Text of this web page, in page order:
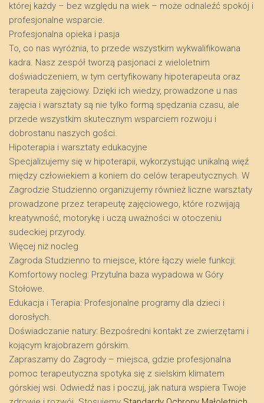
której każdy – bez względu na wiek – może odnaleźć spokój i
profesjonalne wsparcie.
​Profesjonalna opieka i pasja
​To, co nas wyróżnia, to przede wszystkim wykwalifikowana
kadra. Nasz zespół tworzą pasjonaci z wieloletnim
doświadczeniem, w tym certyfikowany hipoterapeuta oraz
terapeuta zajęciowy. Dzięki ich wiedzy, prowadzone u nas
zajęcia i warsztaty są nie tylko formą spędzania czasu, ale
przede wszystkim skutecznym wsparciem rozwoju i
dobrostanu naszych gości.
​Hipoterapia i warsztaty edukacyjne
​Specjalizujemy się w hipoterapii, wykorzystując unikalną więź
między człowiekiem a koniem do celów terapeutycznych. W
Zagrodzie Studzienno organizujemy również liczne warsztaty
prowadzone przez terapeutę zajęciowego, które rozwijają
kreatywność, motorykę i uczą uważności w otoczeniu
sudeckiej przyrody.
​Więcej niż nocleg
​Zagroda Studzienno to miejsce, które łączy wiele funkcji:
​Komfortowy nocleg: Przytulna baza wypadowa w Góry
Stołowe.
​Edukacja i Terapia: Profesjonalne programy dla dzieci i
dorosłych.
​Doświadczanie natury: Bezpośredni kontakt ze zwierzętami i
kojącym krajobrazem górskim.
​Zapraszamy do Zagrody – miejsca, gdzie profesjonalna
pomoc terapeutyczna spotyka się z sielskim klimatem
górskiej wsi. Odwiedź nas i poczuj, jak natura wspiera Twoje